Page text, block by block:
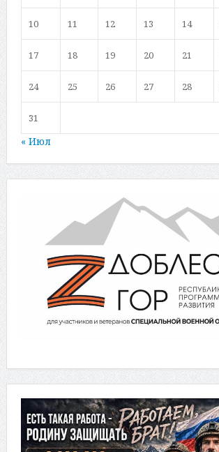
10 11 12 13 14
17 18 19 20 21
24 25 26 27 28
31
« Июл